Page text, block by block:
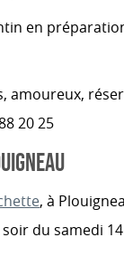
en
amoureux,
20 25
, à
soir du samedi